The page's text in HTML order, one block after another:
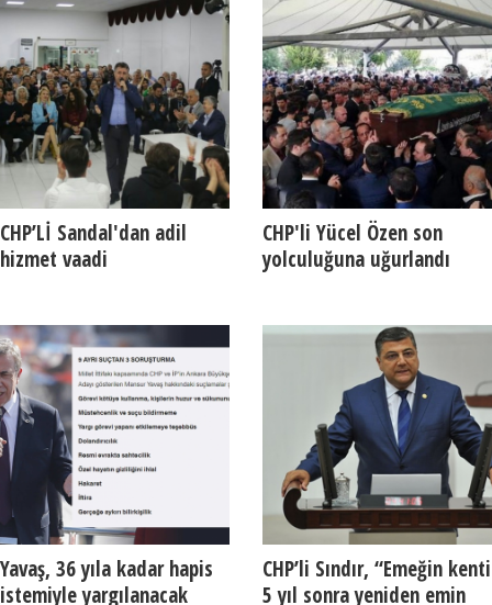
CHP’Lİ Sandal'dan adil
hizmet vaadi
CHP'li Yücel Özen son
yolculuğuna uğurlandı
Yavaş, 36 yıla kadar hapis
istemiyle yargılanacak
CHP’li Sındır, “Emeğin kenti
5 yıl sonra yeniden emin